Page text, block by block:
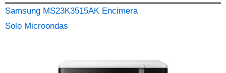
Samsung MS23K3515AK Encimera
Solo Microondas